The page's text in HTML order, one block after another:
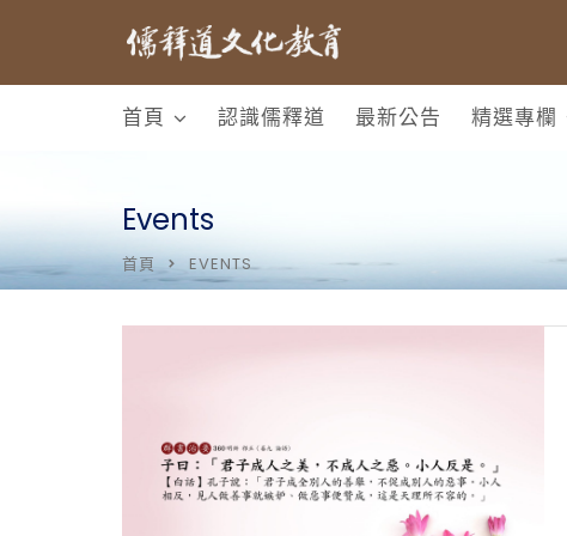
首頁 認識儒釋道 最新公告 精選專欄
Events
首頁 EVENTS